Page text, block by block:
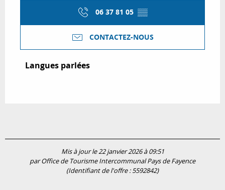
06 37 81 05 ▒▒
CONTACTEZ-NOUS
Langues parlées
Langues parlées
Mis à jour le 22 janvier 2026 à 09:51
par Office de Tourisme Intercommunal Pays de Fayence
(Identifiant de l'offre :5592842)